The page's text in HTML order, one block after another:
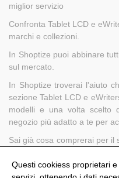
​​miglior servizio
Confronta Tablet LCD e
marchi e collezioni.
In Shoptize puoi abbinare
sul mercato.
In Shoptize troverai l'aiuto
sezione Tablet LCD e
modelli e una volta scelto
negozio più adatto a te per
Sai già cosa comprerai per il
perfetto per quella persona.
Questi cookiess proprietari